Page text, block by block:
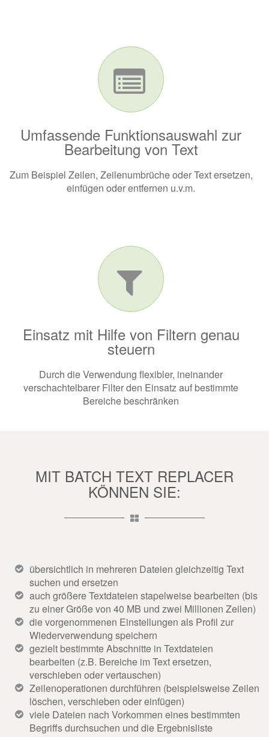
Umfassende Funktionsauswahl zur
Bearbeitung von Text
Zum Beispiel Zeilen, Zeilenumbrüche oder Text ersetzen,
einfügen oder entfernen u.v.m.
Einsatz mit Hilfe von Filtern genau
steuern
Durch die Verwendung flexibler, ineinander
verschachtelbarer Filter den Einsatz auf bestimmte
Bereiche beschränken
MIT BATCH TEXT REPLACER
KÖNNEN SIE:
übersichtlich in mehreren Dateien gleichzeitig Text
suchen und ersetzen
auch größere Textdateien stapelweise bearbeiten (bis
zu einer Größe von 40 MB und zwei Millionen Zeilen)
die vorgenommenen Einstellungen als Profil zur
Wiederverwendung speichern
gezielt bestimmte Abschnitte in Textdateien
bearbeiten (z.B. Bereiche im Text ersetzen,
verschieben oder vertauschen)
Zeilenoperationen durchführen (beispielsweise Zeilen
löschen, verschieben oder einfügen)
viele Dateien nach Vorkommen eines bestimmten
Begriffs durchsuchen und die Ergebnisliste